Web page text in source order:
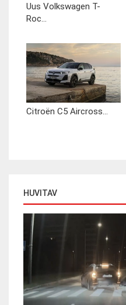
Uus Volkswagen T-
Roc...
Citroën C5 Aircross...
HUVITAV